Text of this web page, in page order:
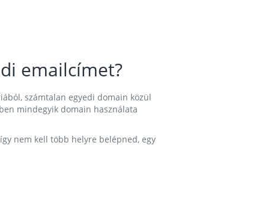
emailcímet?
számtalan egyedi domain közül
mindegyik domain használata
nem kell több helyre belépned, egy